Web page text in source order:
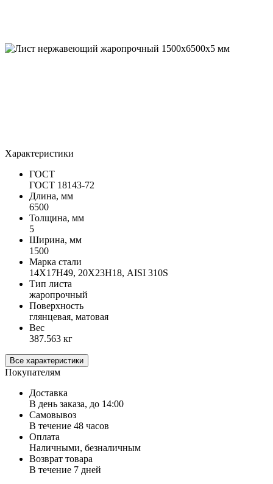
Характеристики
ГОСТ
ГОСТ 18143-72
Длина, мм
6500
Толщина, мм
5
Ширина, мм
1500
Марка стали
14Х17Н49, 20Х23Н18, AISI 310S
Тип листа
жаропрочный
Поверхность
глянцевая, матовая
Вес
387.563 кг
Все характеристики
Покупателям
Доставка
В день заказа, до 14:00
Самовывоз
В течение 48 часов
Оплата
Наличными, безналичным
Возврат товара
В течение 7 дней